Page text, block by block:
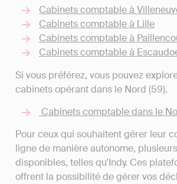
Cabinets comptable à
Cabinets comptable à Lille
Cabinets comptable à
Cabinets comptable à
Si vous préférez, vous pouvez
cabinets opérant dans le Nord (59).
Cabinets comptable dans le
Pour ceux qui souhaitent gérer leur
ligne de manière autonome,
disponibles, telles qu'Indy. Ces
offrent la possibilité de gérer vos